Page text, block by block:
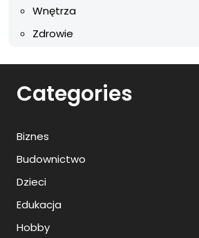
Wnętrza
Zdrowie
Categories
Biznes
Budownictwo
Dzieci
Edukacja
Hobby